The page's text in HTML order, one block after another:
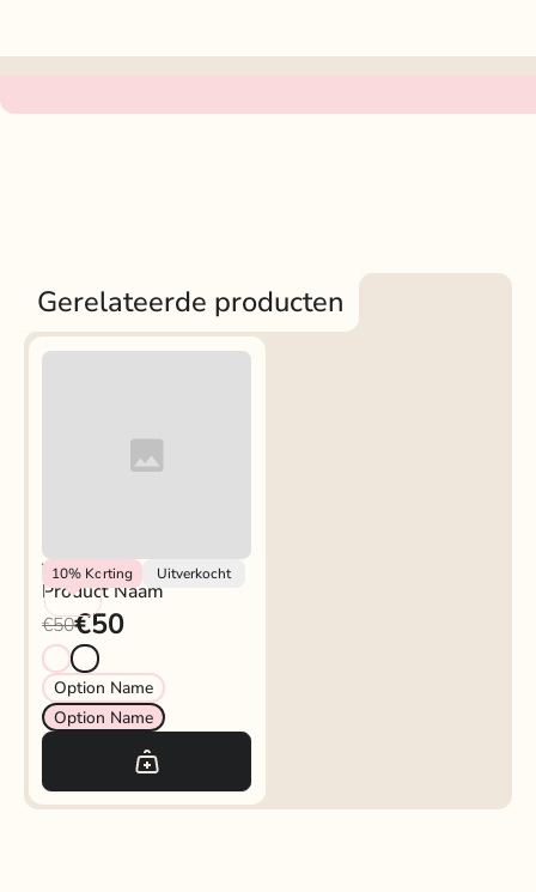
Gerelateerde producten
10% Korting Uitverkocht
Vendor
Product Naam
€50€50
Option Name
Option Name